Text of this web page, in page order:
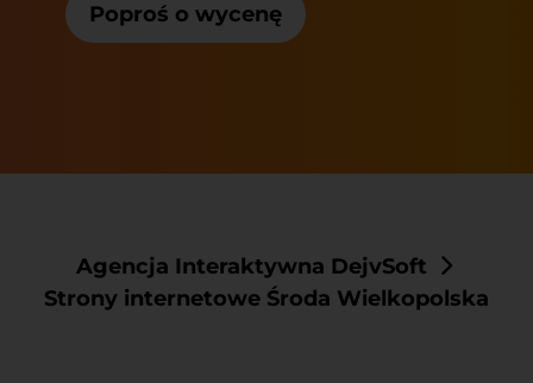
Poproś o wycenę
Agencja Interaktywna DejvSoft
Strony internetowe Środa Wielkopolska